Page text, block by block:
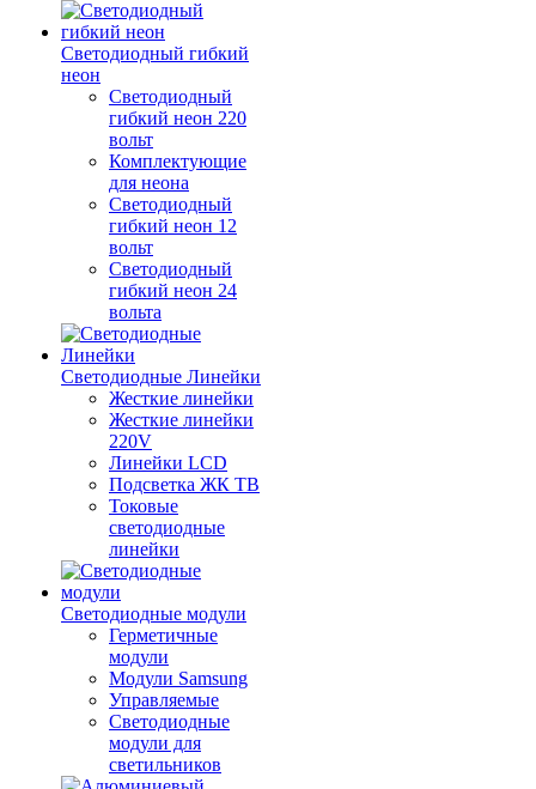
Светодиодный гибкий
неон
Светодиодный
гибкий неон 220
вольт
Комплектующие
для неона
Светодиодный
гибкий неон 12
вольт
Светодиодный
гибкий неон 24
вольта
Светодиодные Линейки
Жесткие линейки
Жесткие линейки
220V
Линейки LCD
Подсветка ЖК ТВ
Токовые
светодиодные
линейки
Светодиодные модули
Герметичные
модули
Модули Samsung
Управляемые
Светодиодные
модули для
светильников